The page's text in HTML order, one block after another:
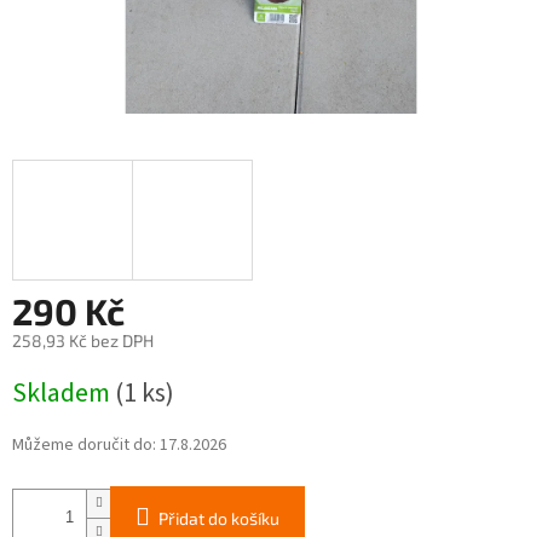
290 Kč
258,93 Kč bez DPH
cena:
Skladem (1 ks)
Můžeme doručit do: 17.8.2026
Přidat do košíku